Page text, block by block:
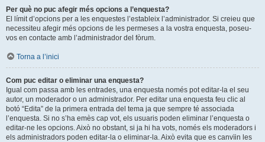
Per què no puc afegir més opcions a l’enquesta?
El límit d’opcions per a les enquestes l’estableix l’administrador. Si creieu que
necessiteu afegir més opcions de les permeses a la vostra enquesta, poseu-
vos en contacte amb l’administrador del fòrum.
Torna a l’inici
Com puc editar o eliminar una enquesta?
Igual com passa amb les entrades, una enquesta només pot editar-la el seu
autor, un moderador o un administrador. Per editar una enquesta feu clic al
botó “Edita” de la primera entrada del tema ja que sempre té associada
l’enquesta. Si no s’ha emès cap vot, els usuaris poden eliminar l’enquesta o
editar-ne les opcions. Això no obstant, si ja hi ha vots, només els moderadors i
els administradors poden editar-la o eliminar-la. Això evita que es canvïin les